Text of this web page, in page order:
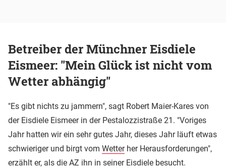
Betreiber der Münchner Eisdiele
Eismeer: "Mein Glück ist nicht vom
Wetter abhängig"
"Es gibt nichts zu jammern", sagt Robert Maier-Kares von
der Eisdiele Eismeer in der Pestalozzistraße 21. "Voriges
Jahr hatten wir ein sehr gutes Jahr, dieses Jahr läuft etwas
schwieriger und birgt vom Wetterher Herausforderungen",
erzählt er, als die AZ ihn in seiner Eisdiele besucht.